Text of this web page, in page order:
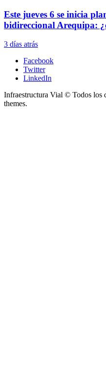
Este jueves 6 se inicia
bidireccional Arequipa:
3 días atrás
Facebook
Twitter
LinkedIn
Infraestructura Vial © Todos los
themes.